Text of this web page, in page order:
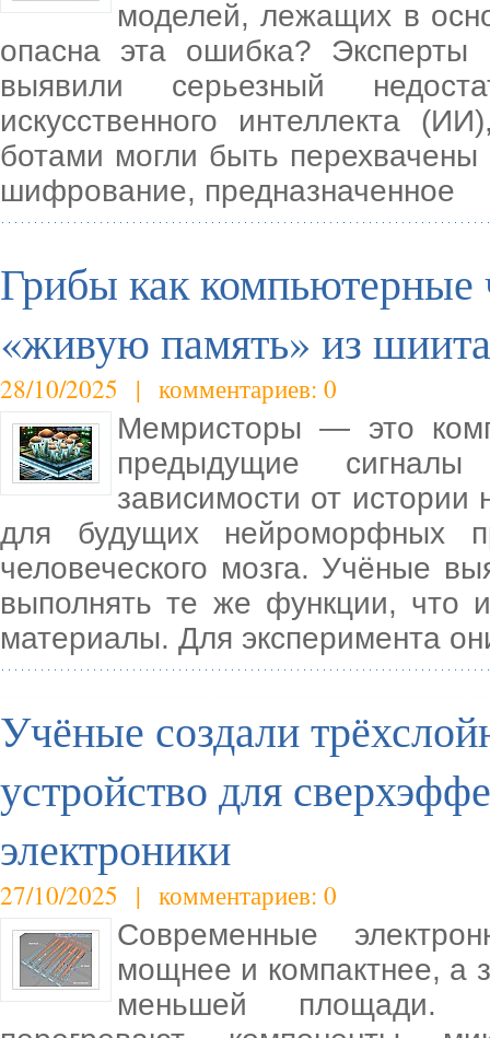
моделей, лежащих в
опасна эта ошибка? Эксперты
выявили серьезный
искусственного интеллекта
ботами могли быть
шифрование, предназначенное
Грибы как
«живую память» из
28/10/2025 | комментариев: 0
Мемристоры — это
предыдущие
зависимости от
для будущих нейроморфных
человеческого мозга. Учёные
выполнять те же функции, что
материалы. Для эксперимента
Учёные создали
устройство для
электроники
27/10/2025 | комментариев: 0
Современные
мощнее и компактнее, а
меньшей площади.